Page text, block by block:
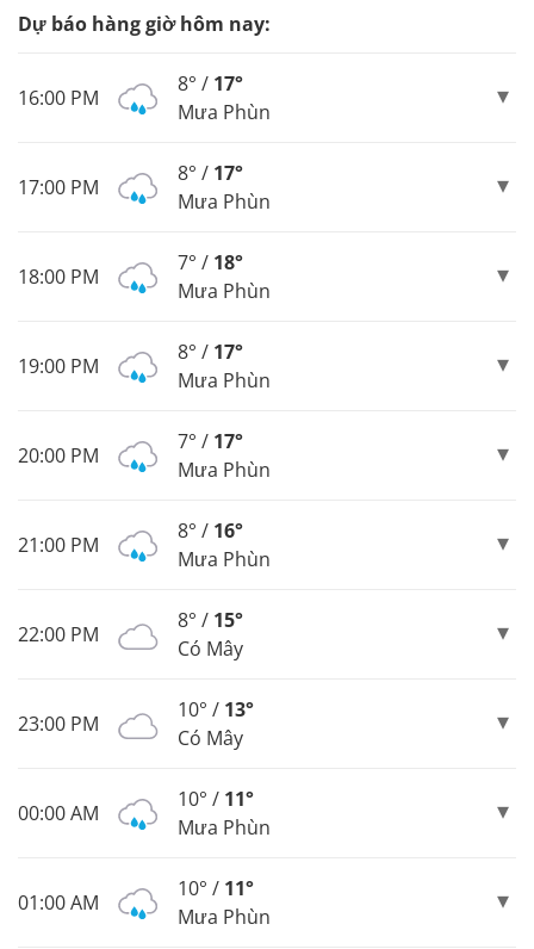
Dự báo hàng giờ hôm nay:
16:00 PM
8° / 17°
Mưa Phùn
17:00 PM
8° / 17°
Mưa Phùn
18:00 PM
7° / 18°
Mưa Phùn
19:00 PM
8° / 17°
Mưa Phùn
20:00 PM
7° / 17°
Mưa Phùn
21:00 PM
8° / 16°
Mưa Phùn
22:00 PM
8° / 15°
Có Mây
23:00 PM
10° / 13°
Có Mây
00:00 AM
10° / 11°
Mưa Phùn
01:00 AM
10° / 11°
Mưa Phùn